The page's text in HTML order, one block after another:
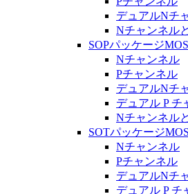
デュアルNチ
Nチャンネル
SOPパッケージ
Nチャンネル
Pチャンネル
デュアルNチ
デュアル P チ
Nチャンネル
SOTパッケージ
Nチャンネル
Pチャンネル
デュアルNチ
デュアル P チ